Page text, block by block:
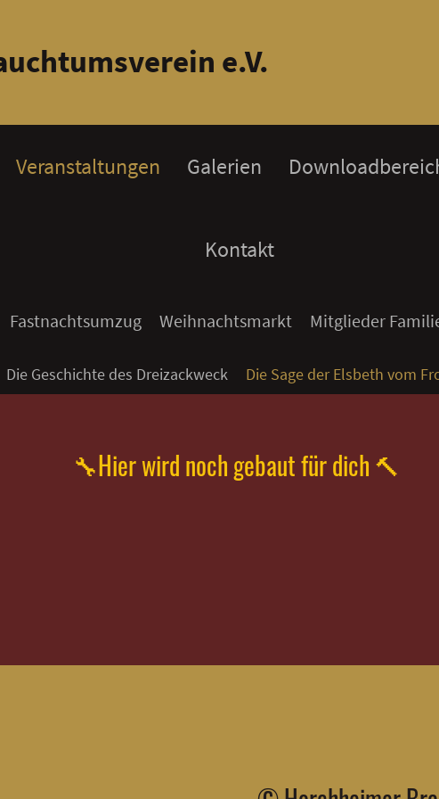
e.V.
Veranstaltungen Galerien
Kontakt
Fastnachtsumzug Weihnachtsmarkt Mitglieder
Die Geschichte des Dreizackweck Die Sage der Elsbeth vom
🔧Hier wird noch gebaut für dich 🔨